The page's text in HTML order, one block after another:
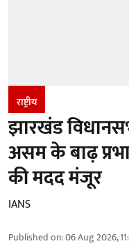
राष्ट्रीय
झारखंड
असम के बाढ़
की मदद मंजूर
IANS
Published on:06 Aug 2026,